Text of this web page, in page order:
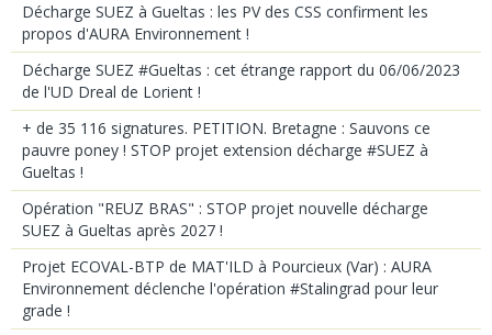
Décharge SUEZ à Gueltas : les PV des CSS confirment les
propos d'AURA Environnement !
Décharge SUEZ #Gueltas : cet étrange rapport du 06/06/2023
de l'UD Dreal de Lorient !
+ de 35 116 signatures. PETITION. Bretagne : Sauvons ce
pauvre poney ! STOP projet extension décharge #SUEZ à
Gueltas !
Opération "REUZ BRAS" : STOP projet nouvelle décharge
SUEZ à Gueltas après 2027 !
Projet ECOVAL-BTP de MAT'ILD à Pourcieux (Var) : AURA
Environnement déclenche l'opération #Stalingrad pour leur
grade !